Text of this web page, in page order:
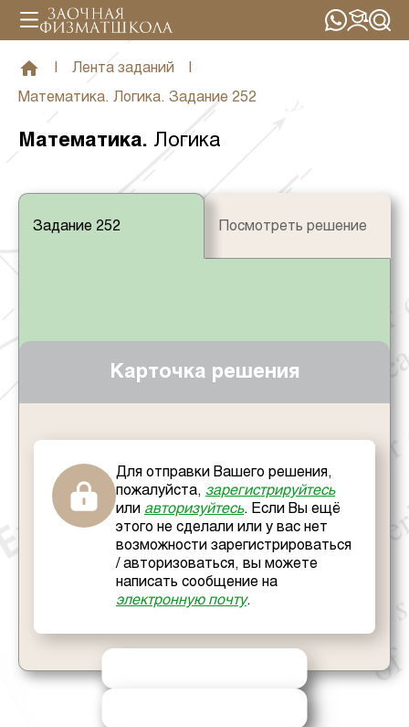
Лента заданий
Математика. Логика. Задание 252
Математика. Логика
Задание 252 Посмотреть решение
Карточка решения
Для отправки Вашего решения,
пожалуйста, зарегистрируйтесь
или авторизуйтесь. Если Вы ещё
этого не сделали или у вас нет
возможности зарегистрироваться
/ авторизоваться, вы можете
написать сообщение на
электронную почту.